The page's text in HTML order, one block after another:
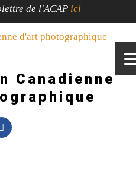
de l'ACAP ici
Canadienne